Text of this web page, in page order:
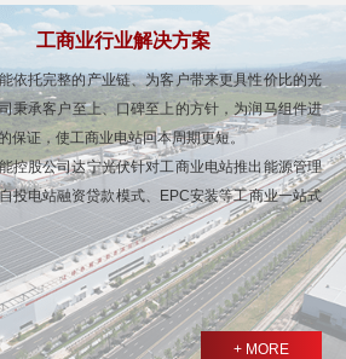
工商业行业解决方案
依托完整的产业链、为客户带来更具性价比的光
秉承客户至上、口碑至上的方针，为润马组件进
保证，使工商业电站回本周期更短。
控股公司达宁光伏针对工商业电站推出能源管理
投电站融资贷款模式、EPC安装等工商业一站式
+ MORE